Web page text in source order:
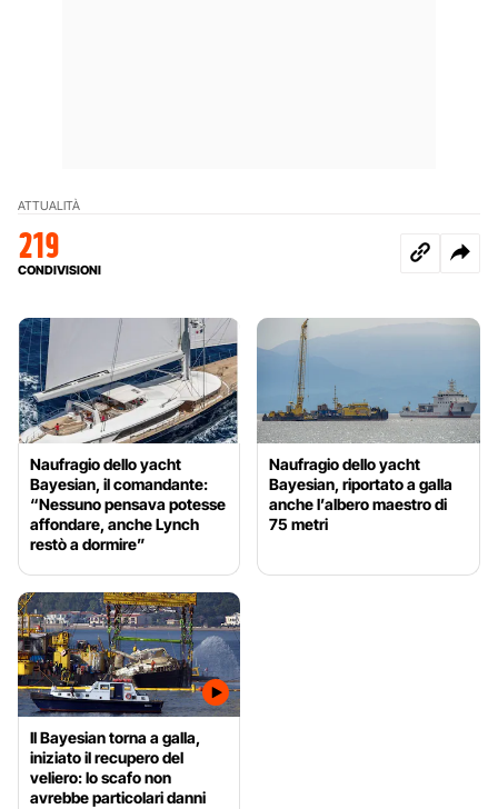
ATTUALITÀ
219
CONDIVISIONI
Naufragio dello yacht
Bayesian, il comandante:
“Nessuno pensava potesse
affondare, anche Lynch
restò a dormire”
Naufragio dello yacht
Bayesian, riportato a galla
anche l’albero maestro di
75 metri
Il Bayesian torna a galla,
iniziato il recupero del
veliero: lo scafo non
avrebbe particolari danni